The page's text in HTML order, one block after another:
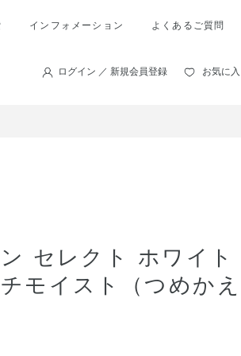
インフォメーション よくあるご質問
ログイン ／ 新規会員登録 お気に入
セレクト ホワイト
モイスト（つめかえ